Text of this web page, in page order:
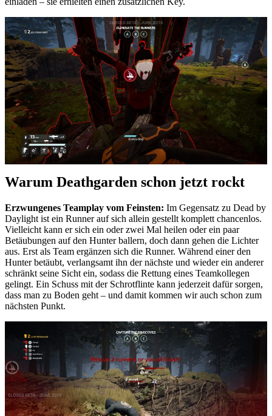
Warum Deathgarden schon jetzt rockt
Erzwungenes Teamplay vom Feinsten: Im Gegensatz zu Dead by
Daylight ist ein Runner auf sich allein gestellt komplett chancenlos.
Vielleicht kann er sich ein oder zwei Mal heilen oder ein paar
Betäubungen auf den Hunter ballern, doch dann gehen die Lichter
aus. Erst als Team ergänzen sich die Runner. Während einer den
Hunter betäubt, verlangsamt ihn der nächste und wieder ein anderer
schränkt seine Sicht ein, sodass die Rettung eines Teamkollegen
gelingt. Ein Schuss mit der Schrotflinte kann jederzeit dafür sorgen,
dass man zu Boden geht – und damit kommen wir auch schon zum
nächsten Punkt.